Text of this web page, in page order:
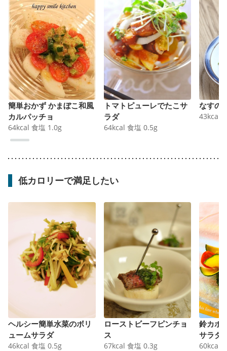
簡単おかず かまぼこ和風
カルパッチョ
64kcal 食塩 1.0g
トマトピューレでたこサ
ラダ
64kcal 食塩 0.5g
なすの
43kcal
低カロリーで満足したい
ヘルシー簡単水菜のボリ
ュームサラダ
46kcal 食塩 0.5g
ローストビーフピンチョ
ス
67kcal 食塩 0.3g
鈴カボ
サラダ
60kcal